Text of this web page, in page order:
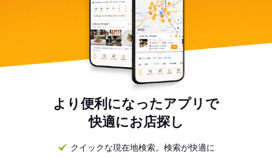
より便利になったアプリで
快適にお店探し
クイックな現在地検索。検索が快適に